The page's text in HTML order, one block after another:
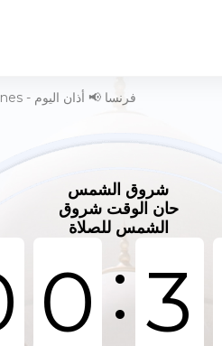
وقت الصلاة في Thabor - Saint Hélier, Rennes - فرنسا 📢 أذان اليوم
شروق الشمس
حان الوقت شروق
الشمس للصلاة
0:3